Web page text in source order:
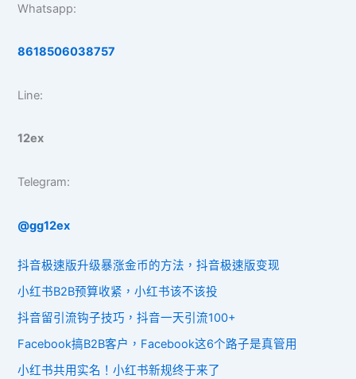
Whatsapp:
8618506038757
Line:
12ex
Telegram:
@gg12ex
抖音极速版升级暴涨金币的方法，抖音极速版变现
小红书B2B预算收紧，小红书该不该投
抖音留引流钩子技巧，抖音一天引流100+
Facebook搞B2B客户，Facebook这6个路子是真管用
小红书共用实名！小红书新规终于来了